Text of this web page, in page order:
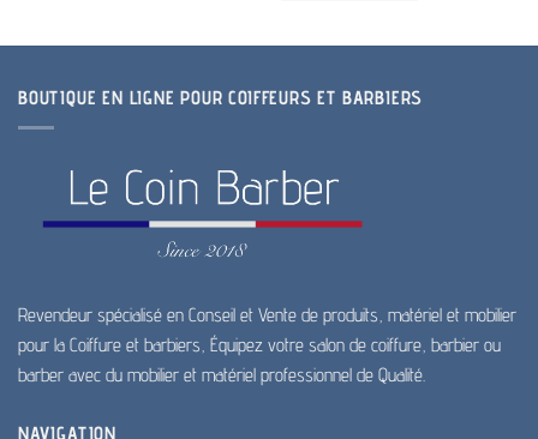
BOUTIQUE EN LIGNE POUR COIFFEURS ET BARBIERS
Revendeur spécialisé en Conseil et Vente de produits, matériel et mobilier
pour la Coiffure et barbiers, Équipez votre salon de coiffure, barbier ou
barber avec du mobilier et matériel professionnel de Qualité.
NAVIGATION